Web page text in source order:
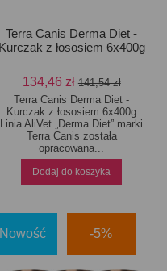
Terra Canis Derma Diet -
Kurczak z łososiem 6x400g
134,46 zł 141,54 zł
Terra Canis Derma Diet -
Kurczak z łososiem 6x400g
Linia AliVet „Derma Diet” marki
Terra Canis została
opracowana...
Dodaj do koszyka
Nowość -5%